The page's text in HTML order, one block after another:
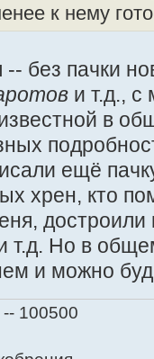
к нему
-- без пачки
и т.д.,
в
ещё
хрен, кто
достроили
т.д. Но в
и можно
100500